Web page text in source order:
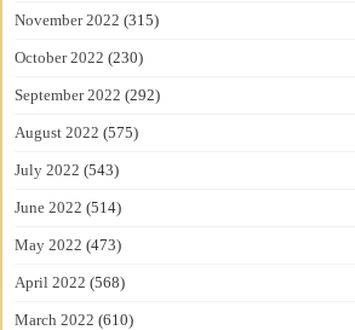
November 2022 (315)
October 2022 (230)
September 2022 (292)
August 2022 (575)
July 2022 (543)
June 2022 (514)
May 2022 (473)
April 2022 (568)
March 2022 (610)